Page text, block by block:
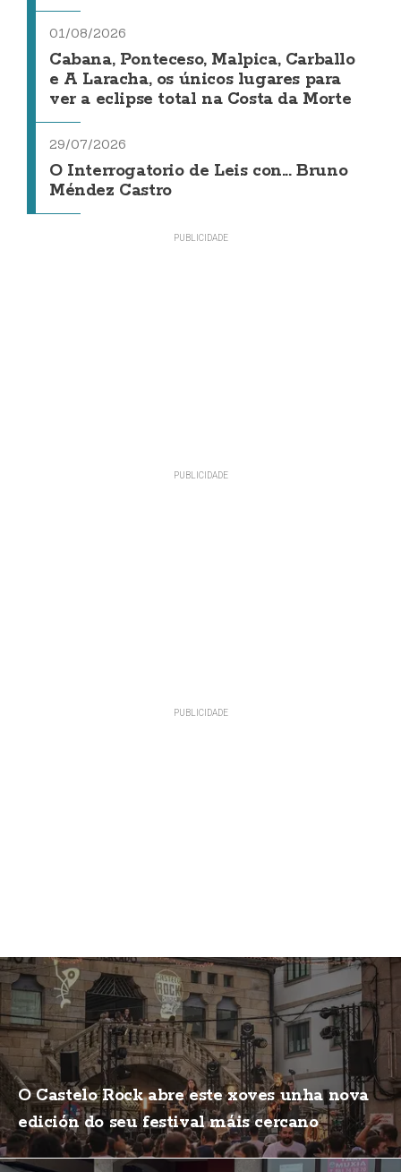
01/08/2026
Cabana, Ponteceso, Malpica, Carballo
e A Laracha, os únicos lugares para
ver a eclipse total na Costa da Morte
29/07/2026
O Interrogatorio de Leis con... Bruno
Méndez Castro
O Castelo Rock abre este xoves unha nova
edición do seu festival máis cercano